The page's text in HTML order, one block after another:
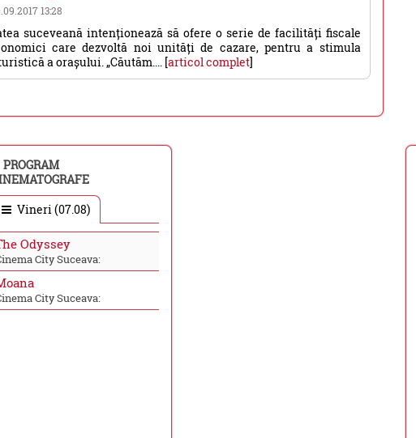
13:28
suceveană intenționează să ofere o serie de facilități fiscale
care dezvoltă noi unități de cazare, pentru a stimula
a orașului. „Căutăm.... [articol complet]
PROGRAM
Vineri (07.08)
Odyssey
City Suceava:
City Suceava: